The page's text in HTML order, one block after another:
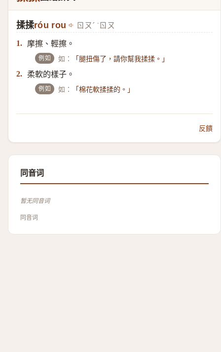
揉揉róu rou ㄖㄡˊ ˙ㄖㄡ
1. 摩擦、輕擦。
例如 如： 「腿扭傷了，請你幫我揉揉。」
2. 柔軟的樣子。
例如 如： 「棉花軟揉揉的。」
反饋
同音词
暂无同音词
同音词